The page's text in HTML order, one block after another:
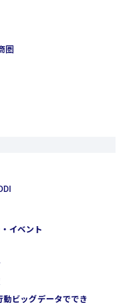
圏
イベント
動ビッグデータででき